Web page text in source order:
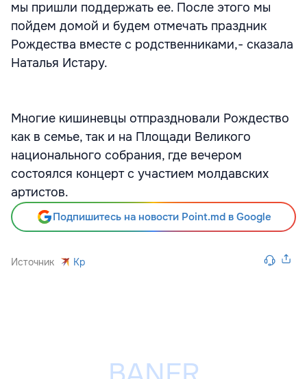
мы пришли поддержать ее. После этого мы
пойдем домой и будем отмечать праздник
Рождества вместе с родственниками,- сказала
Наталья Истару.
Многие кишиневцы отпраздновали Рождество
как в семье, так и на Площади Великого
национального собрания, где вечером
состоялся концерт с участием молдавских
артистов.
Подпишитесь на новости Point.md в Google
Источник Kp